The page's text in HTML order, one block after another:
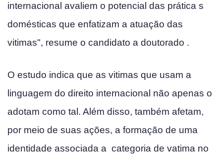
internacional avaliem o potencial das prática s
domésticas que enfatizam a atuação das
vitimas", resume o candidato a doutorado .
O estudo indica que as vitimas que usam a
linguagem do direito internacional não apenas o
adotam como tal. Além disso, também afetam,
por meio de suas ações, a formação de uma
identidade associada a categoria de va­tima no